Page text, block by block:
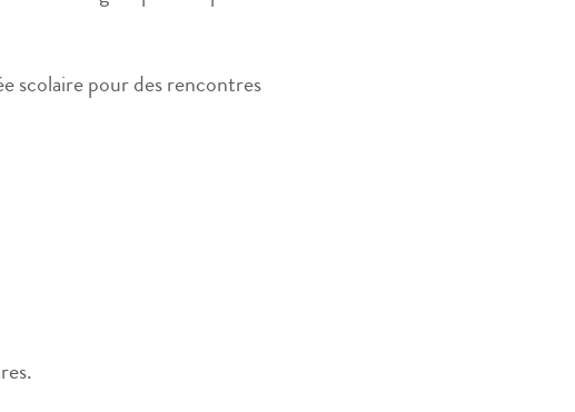
scolaire pour des rencontres